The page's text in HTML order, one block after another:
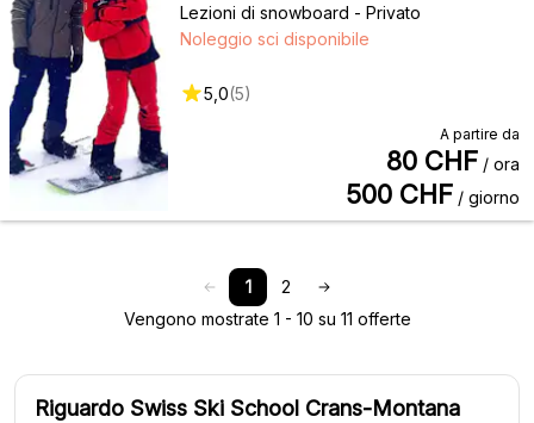
Lezioni di snowboard - Privato
Noleggio sci disponibile
5,0(5)
A partire da
80 CHF / ora
500 CHF / giorno
1
2
Vengono mostrate 1 - 10 su 11 offerte
Riguardo Swiss Ski School Crans-Montana